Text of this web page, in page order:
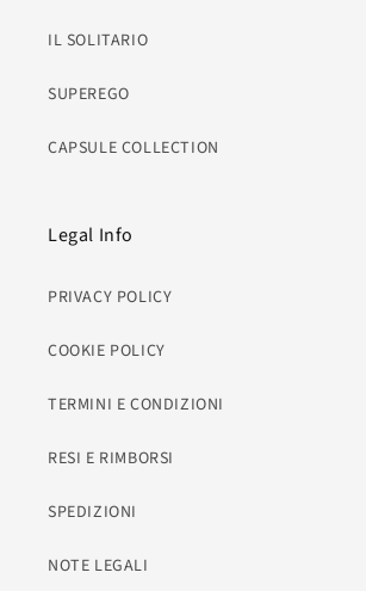
IL SOLITARIO
SUPEREGO
CAPSULE COLLECTION
Legal Info
PRIVACY POLICY
COOKIE POLICY
TERMINI E CONDIZIONI
RESI E RIMBORSI
SPEDIZIONI
NOTE LEGALI